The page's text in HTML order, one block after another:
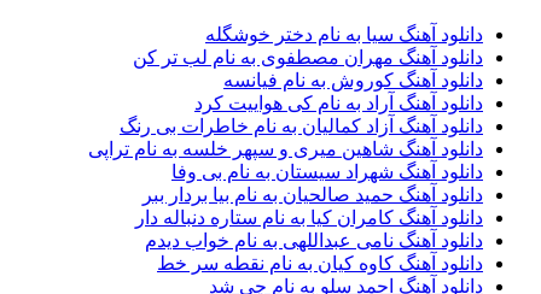
دانلود آهنگ سیا به نام دختر خوشگله
دانلود آهنگ مهران مصطفوی به نام لب تر کن
دانلود آهنگ کوروش به نام فیانسه
دانلود آهنگ آراد به نام کی هواییت کرد
دانلود آهنگ آزاد کمالیان به نام خاطرات بی رنگ
دانلود آهنگ شاهین میری و سپهر خلسه به نام تراپی
دانلود آهنگ شهراد سیستان به نام بی وفا
دانلود آهنگ حمید صالحیان به نام بیا بردار ببر
دانلود آهنگ کامران کیا به نام ستاره دنباله دار
دانلود آهنگ نامی عبداللهی به نام خواب دیدم
دانلود آهنگ کاوه کیان به نام نقطه سر خط
دانلود آهنگ احمد سلو به نام چی شد